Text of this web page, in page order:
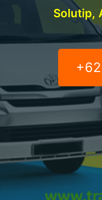
Solutip,